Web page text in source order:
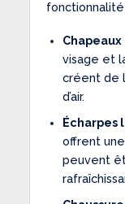
fonctionnalité
visage et
créent de
d’air.
Écharpes
offrent
peuvent